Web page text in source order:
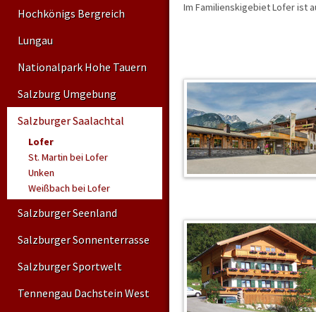
Hochkönigs Bergreich
Lungau
Nationalpark Hohe Tauern
Salzburg Umgebung
Salzburger Saalachtal
Lofer
St. Martin bei Lofer
Unken
Weißbach bei Lofer
Salzburger Seenland
Salzburger Sonnenterrasse
Salzburger Sportwelt
Tennengau Dachstein West
Im Familienskigebiet Lofer ist